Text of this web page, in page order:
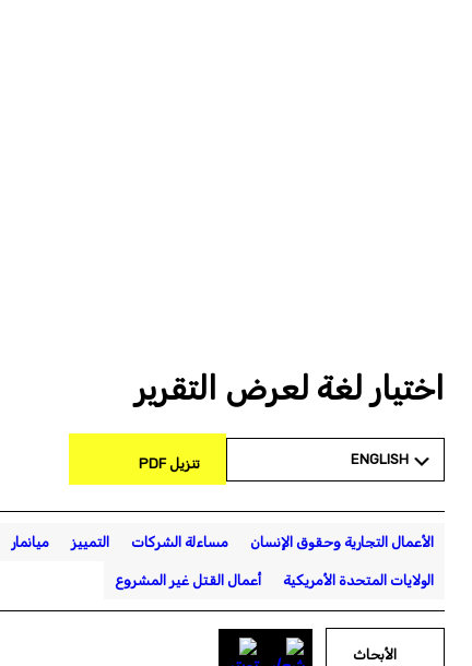
اختيار لغة لعرض التقرير
ENGLISH تنزيل PDF
الأعمال التجارية وحقوق الإنسان مساءلة الشركات التمييز ميانمار
الولايات المتحدة الأمريكية أعمال القتل غير المشروع
الأبحاث